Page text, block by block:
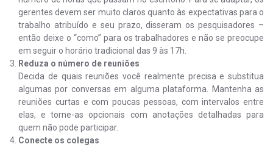
gerentes devem ser muito claros quanto às expectativas para o
trabalho atribuído e seu prazo, disseram os pesquisadores –
então deixe o “como” para os trabalhadores e não se preocupe
em seguir o horário tradicional das 9 às 17h.
Reduza o número de reuniões
Decida de quais reuniões você realmente precisa e substitua
algumas por conversas em alguma plataforma. Mantenha as
reuniões curtas e com poucas pessoas, com intervalos entre
elas, e torne-as opcionais com anotações detalhadas para
quem não pode participar.
Conecte os colegas